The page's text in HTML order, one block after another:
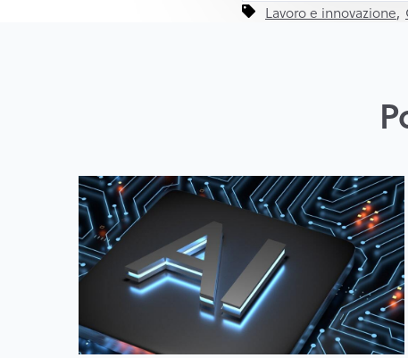
Lavoro e innovazione,